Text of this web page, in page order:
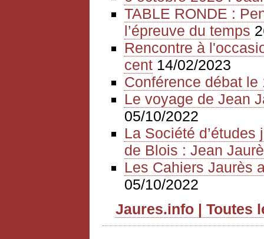
TABLE RONDE :
l’épreuve du temps
Rencontre à
cent 14/02/2023
Conférence débat
Le voyage de Jean
05/10/2022
La Société
de Blois : Jean
Les Cahiers Jaurès
05/10/2022
Jaures.info | Toutes